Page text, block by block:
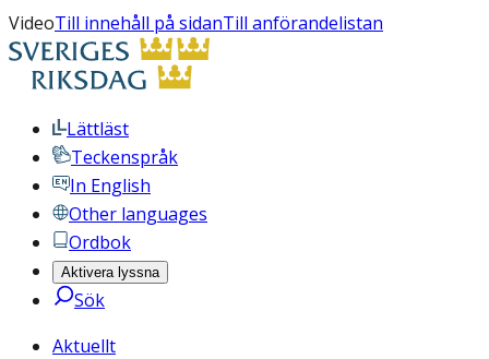
VideoTill innehåll på sidanTill anförandelistan
Lättläst
Teckenspråk
In English
Other languages
Ordbok
Aktivera lyssna
Sök
Aktuellt